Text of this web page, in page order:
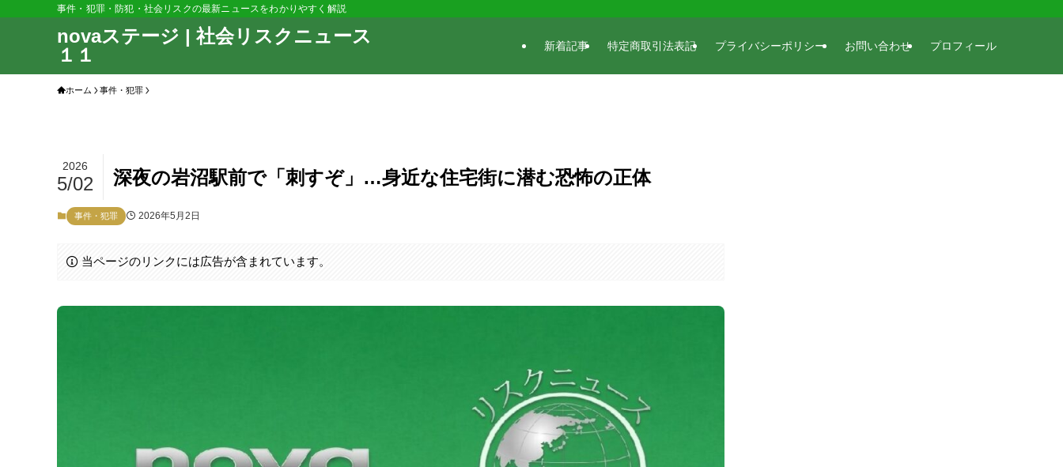
事件・犯罪・防犯・社会リスクの最新ニュースをわかりやすく解説
novaステージ | 社会リスクニュース
１１
新着記事 特定商取引法表記 プライバシーポリシー お問い合わせ プロフィール
ホーム 事件・犯罪
深夜の岩沼駅前で「刺すぞ」…身近な住宅街に潜む恐怖の正体
2026
5/02
事件・犯罪 2026年5月2日
当ページのリンクには広告が含まれています。